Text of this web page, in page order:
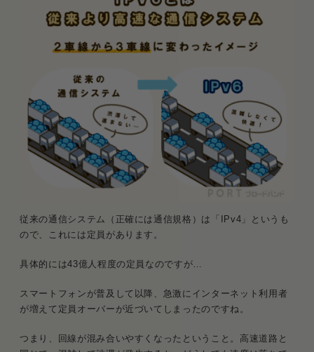
従来の通信システム（正確には通信規格）は「IPv4」というも
ので、これには定員があります。
具体的には43億人程度の定員なのですが…
スマートフォンが普及して以降、急激にインターネット利用者
が増えて定員オーバーが近づいてしまったのですね。
つまり、回線が混み合いやすくなったということ。高速道路と